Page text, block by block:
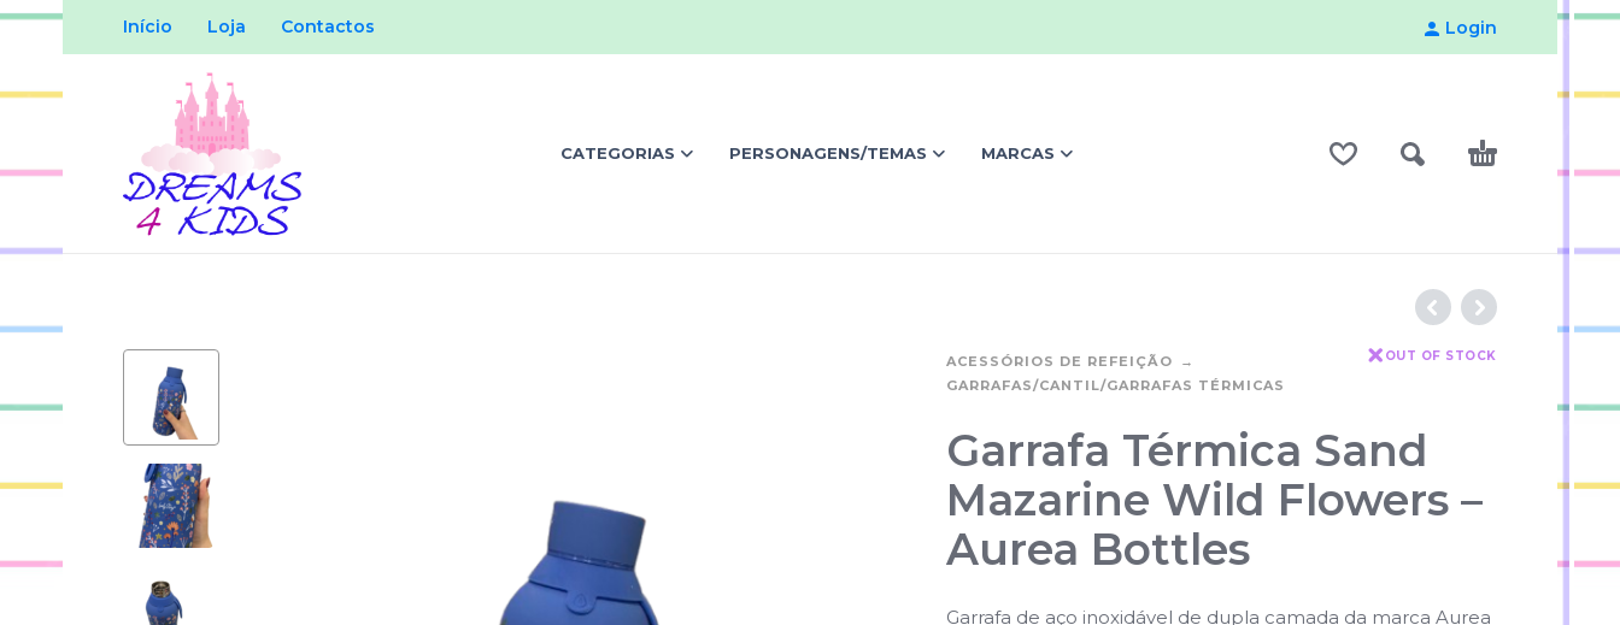
Início Loja Contactos Login
CATEGORIAS PERSONAGENS/TEMAS MARCAS
ACESSÓRIOS DE REFEIÇÃO
GARRAFAS/CANTIL/GARRAFAS TÉRMICAS
OUT OF STOCK
Garrafa Térmica Sand
Mazarine Wild Flowers –
Aurea Bottles
Garrafa de aço inoxidável de dupla camada da marca Aurea